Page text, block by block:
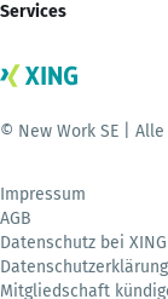
Services
© New Work SE |
Impressum
AGB
Datenschutz bei XING
Datenschutzerklärung
Mitgliedschaft